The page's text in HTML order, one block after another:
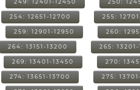
249: 12401-12450 250:
254: 12651-12700 255:
259: 12901-12950 260:
264: 13151-13200 265: 13201-
269: 13401-13450 270:
274: 13651-13700 275: